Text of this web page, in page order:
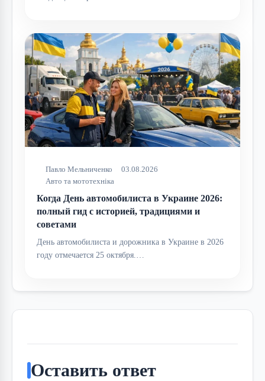
Павло Мельниченко
03.08.2026
Авто та мототехніка
Когда День автомобилиста в Украине 2026:
полный гид с историей, традициями и
советами
День автомобилиста и дорожника в Украине в 2026
году отмечается 25 октября.…
Оставить ответ